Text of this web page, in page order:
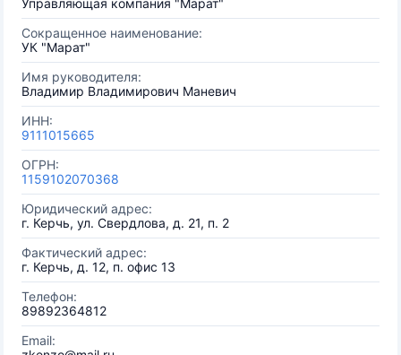
Управляющая компания "Марат"
Сокращенное наименование:
УК "Марат"
Имя руководителя:
Владимир Владимирович Маневич
ИНН:
9111015665
ОГРН:
1159102070368
Юридический адрес:
г. Керчь, ул. Свердлова, д. 21, п. 2
Фактический адрес:
г. Керчь, д. 12, п. офис 13
Телефон:
89892364812
Email: